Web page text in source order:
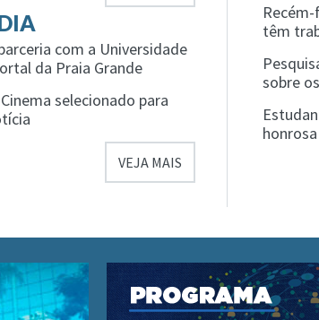
com a Universidade
da Praia Grande
selecionado para
VEJA MAIS
têm
sobre